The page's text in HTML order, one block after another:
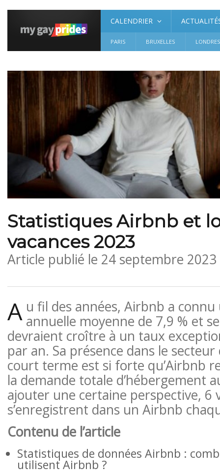
CALENDRIER
PARIS BRUXELLES LONDRES
Statistiques Airbnb et
vacances 2023
Article publié le 24 septembre
A u fil des années, Airbnb a connu
annuelle moyenne de 7,9 % et
devraient croître à un taux
par an. Sa présence dans le
court terme est si forte qu’Airbnb
la demande totale d’hébergement
ajouter une certaine perspective, 6
s’enregistrent dans un Airbnb
Contenu de l’article
Statistiques de données Airbnb :
utilisent Airbnb ?